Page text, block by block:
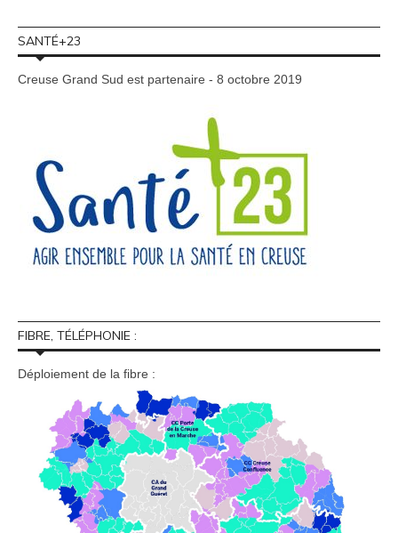
SANTÉ+23
Creuse Grand Sud est partenaire - 8 octobre 2019
FIBRE, TÉLÉPHONIE :
Déploiement de la fibre :